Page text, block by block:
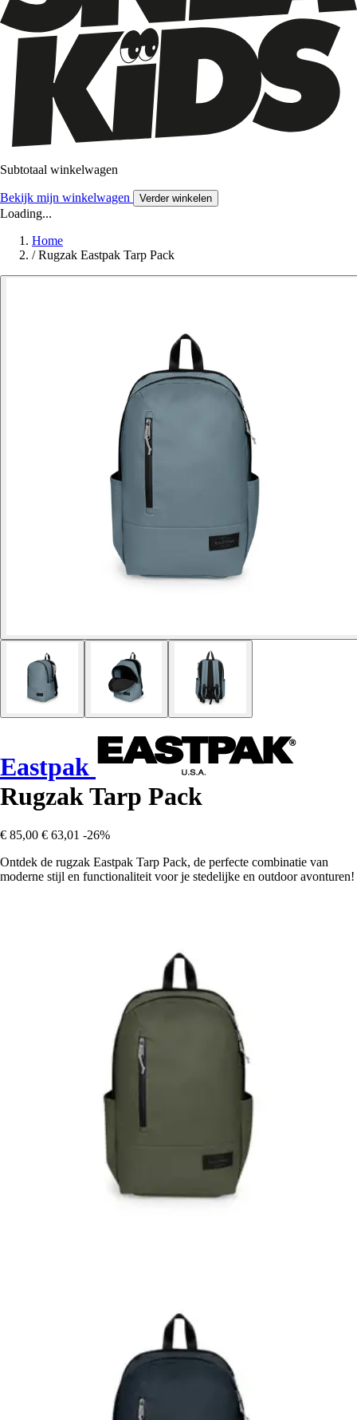
Subtotaal winkelwagen
Bekijk mijn winkelwagen Verder winkelen
Loading...
Home
/ Rugzak Eastpak Tarp Pack
Eastpak
Rugzak Tarp Pack
€ 85,00 € 63,01 -26%
Ontdek de rugzak Eastpak Tarp Pack, de perfecte combinatie van
moderne stijl en functionaliteit voor je stedelijke en outdoor avonturen!